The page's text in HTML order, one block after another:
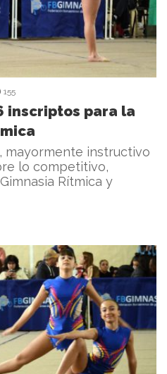
155
inscriptos para la
mayormente instructivo
lo competitivo,
Rítmica y